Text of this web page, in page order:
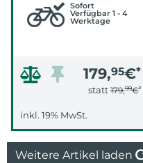
Sofort
Verfügbar 1 - 4
Werktage
179,95€*
statt179,99€*
inkl. 19% MwSt.
Weitere Artikel laden